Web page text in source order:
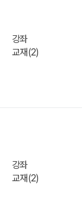
강좌
교재(2)
강좌
교재(2)